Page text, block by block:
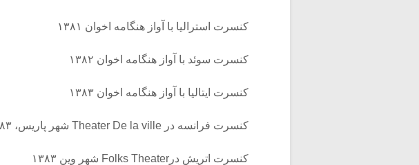
کنسرت استرالیا با آواز هنگامه اخوان ۱۳۸۱
کنسرت سوئد با آواز هنگامه اخوان ۱۳۸۲
کنسرت ایتالیا با آواز هنگامه اخوان ۱۳۸۳
کنسرت فرانسه در Theater De la ville شهر پاریس، ۱۳۸۳
کنسرت اتریش درFolks Theater شهر وین ۱۳۸۳